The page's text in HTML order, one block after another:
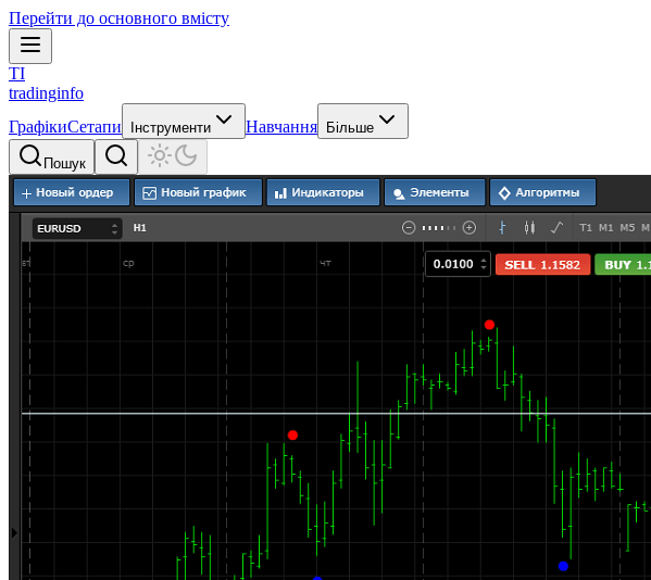
Перейти до основного вмісту
TI
tradinginfo
ГрафікиСетапи Інструменти Навчання Більше
Пошук